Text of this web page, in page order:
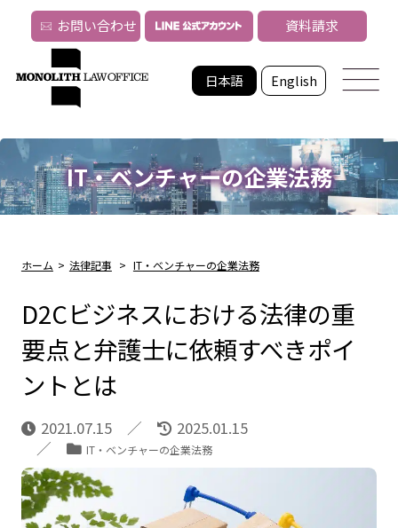
日本語 English
お問い合わせ 資料請求
IT・ベンチャーの企業法務
ホーム > 法律記事 > IT・ベンチャーの企業法務
D2Cビジネスにおける法律の重
要点と弁護士に依頼すべきポイ
ントとは
2021.07.15 2025.01.15
IT・ベンチャーの企業法務